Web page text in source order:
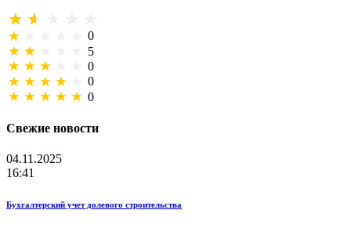
0
5
0
0
0
Свежие новости
04.11.2025
16:41
Бухгалтерский учет долевого строительства